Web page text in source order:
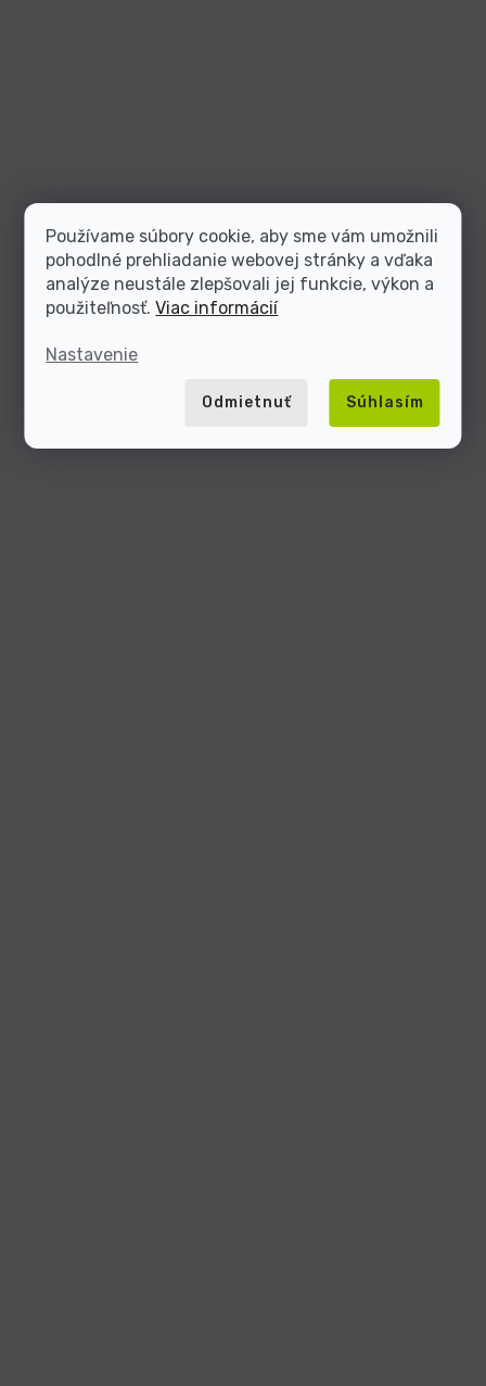
Používame súbory cookie, aby sme vám umožnili
pohodlné prehliadanie webovej stránky a vďaka
analýze neustále zlepšovali jej funkcie, výkon a
použiteľnosť.Viac informácií
Nastavenie
Odmietnuť Súhlasím